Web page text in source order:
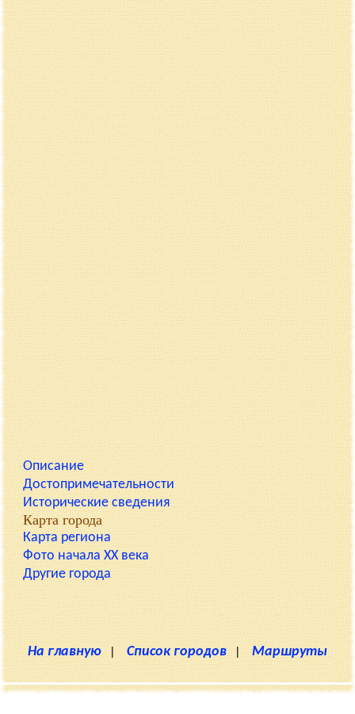
Описание
Достопримечательности
Исторические сведения
Карта города
Карта региона
Фото начала XX века
Другие города
На главную | Список городов | Маршруты